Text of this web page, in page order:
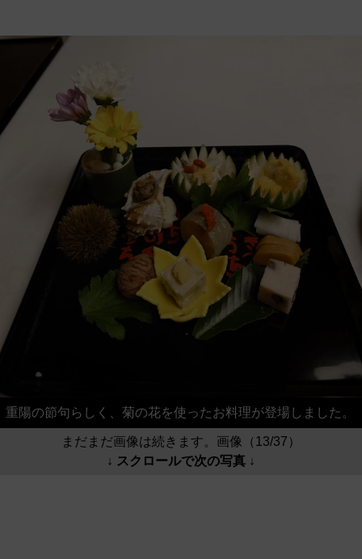
重陽の節句らしく、菊の花を使ったお料理が登場しました。
まだまだ画像は続きます。画像（13/37）
↓ スクロールで次の写真 ↓